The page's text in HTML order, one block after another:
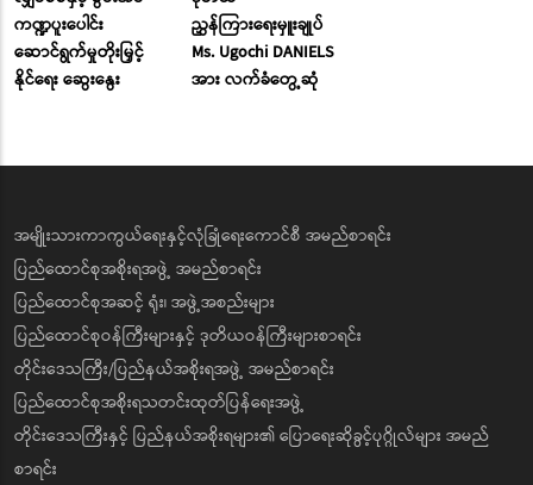
ကဏ္ဍပူးပေါင်း
ဆောင်ရွက်မှုတိုးမြှင့်
နိုင်ရေး ဆွေးနွေး
ညွှန်ကြားရေးမှူးချုပ်
Ms. Ugochi DANIELS
အား လက်ခံတွေ့ဆုံ
အမျိုးသားကာကွယ်ရေးနှင့်လုံခြုံရေးကောင်စီ အမည်စာရင်း
ပြည်ထောင်စုအစိုးရအဖွဲ့ အမည်စာရင်း
ပြည်ထောင်စုအဆင့် ရုံး၊ အဖွဲ့အစည်းများ
ပြည်ထောင်စုဝန်ကြီးများနှင့် ဒုတိယဝန်ကြီးများစာရင်း
တိုင်းဒေသကြီး/ပြည်နယ်အစိုးရအဖွဲ့ အမည်စာရင်း
ပြည်ထောင်စုအစိုးရသတင်းထုတ်ပြန်ရေးအဖွဲ့
တိုင်းဒေသကြီးနှင့် ပြည်နယ်အစိုးရများ၏ ပြောရေးဆိုခွင့်ပုဂ္ဂိုလ်များ အမည်
စာရင်း